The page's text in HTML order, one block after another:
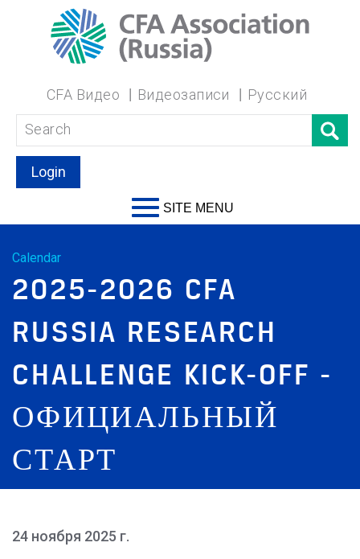
CFA Видео Видеозаписи Русский
Login
SITE MENU
Calendar
2025-2026 CFA
RUSSIA RESEARCH
CHALLENGE KICK-OFF -
ОФИЦИАЛЬНЫЙ
СТАРТ
24 ноября 2025 г.